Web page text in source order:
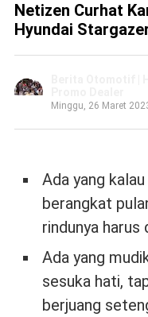
Netizen Curhat
Hyundai
Minggu, 26 Maret
Ada yang
berangkat
rindunya harus
Ada yang
sesuka hati,
berjuang